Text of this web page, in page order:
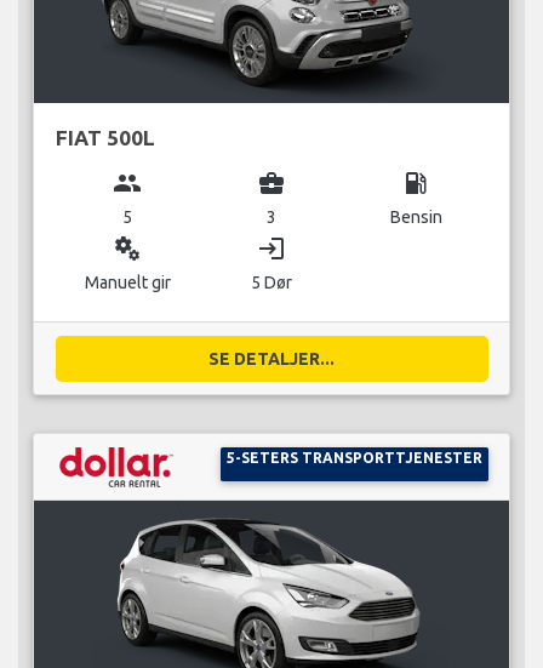
FIAT 500L
group
5
business_center
3
local_gas_station
Bensin
miscellaneous_services
Manuelt gir
login
5 Dør
SE DETALJER...
5-SETERS TRANSPORTTJENESTER